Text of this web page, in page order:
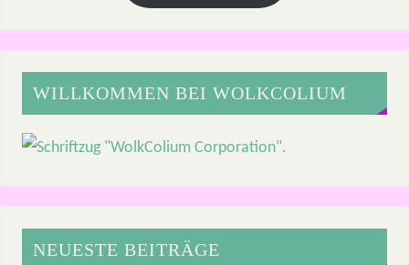
WILLKOMMEN BEI WOLKCOLIUM
NEUESTE BEITRÄGE